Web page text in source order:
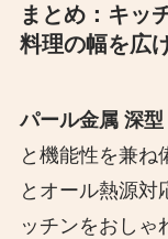
まとめ：キッ
料理の幅を広
パール金属 深
と機能性を兼ね
とオール熱源対
ッチンをおしゃ